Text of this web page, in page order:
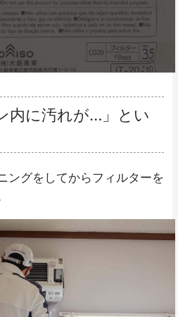
内に汚れが…」とい
ングをしてからフィルターを